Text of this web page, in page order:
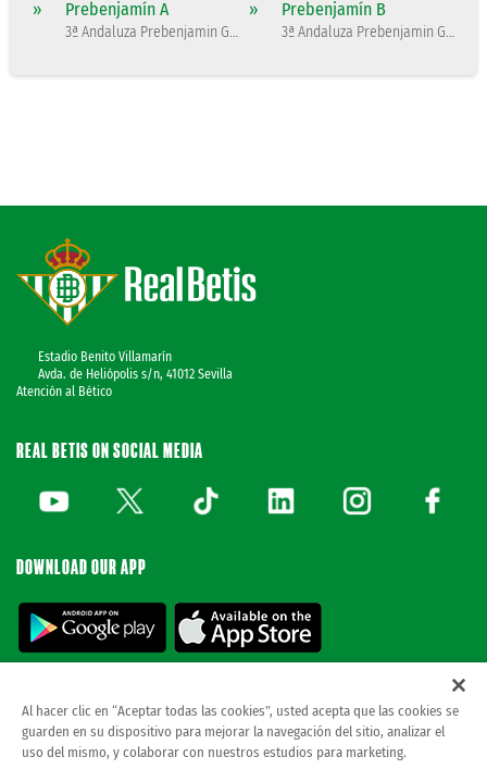
» Prebenjamín A
3ª Andaluza Prebenjamin Grupo 2
» Prebenjamín B
3ª Andaluza Prebenjamin Grupo 1
Estadio Benito Villamarín
Avda. de Heliópolis s/n, 41012 Sevilla
Atención al Bético
REAL BETIS ON SOCIAL MEDIA
DOWNLOAD OUR APP
© REAL BETIS BALOMPIE.This website is the only official Real Betis Balompié. All
rights reserved..
Al hacer clic en “Aceptar todas las cookies”, usted acepta que las cookies se
guarden en su dispositivo para mejorar la navegación del sitio, analizar el
uso del mismo, y colaborar con nuestros estudios para marketing.